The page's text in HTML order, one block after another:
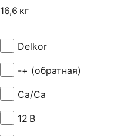
16,6 кг
Delkor
-+ (обратная)
Ca/Ca
12 В